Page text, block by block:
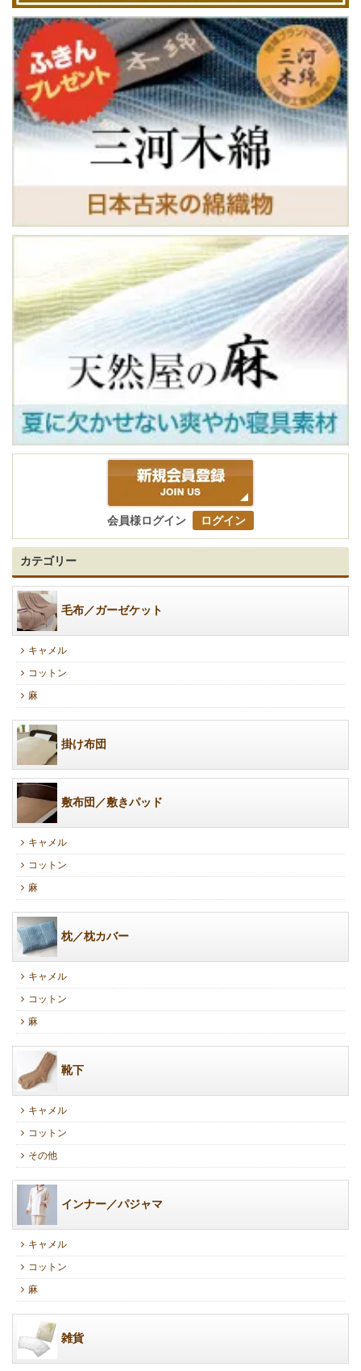
会員様ログイン ログイン
カテゴリー
毛布／ガーゼケット
キャメル
コットン
麻
掛け布団
敷布団／敷きパッド
キャメル
コットン
麻
枕／枕カバー
キャメル
コットン
麻
靴下
キャメル
コットン
その他
インナー／パジャマ
キャメル
コットン
麻
雑貨